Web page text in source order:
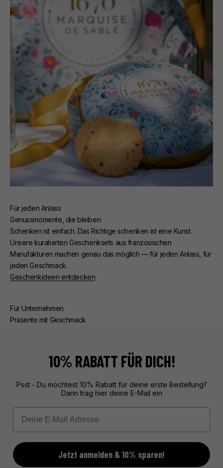
Für jeden Anlass
Genussmomente, die bleiben
Schenken ist einfach. Das Richtige schenken ist eine Kunst.
Unsere kuratierten Geschenksets aus französischen
Manufakturen machen genau das möglich — für jeden Anlass, für
jeden Geschmack.
Geschenkideen entdecken
Für Unternehmen
Präsente mit Geschmack
Exklusive Geschenke aus Frankreich, unvergesslich verpackt.
Mehr über unseren Service erfahren
10% RABATT FÜR DICH!
Psst - Du möchtest 10% Rabatt für deine erste Bestellung?
Dann trag hier deine E-Mail ein
Email
Jetzt anmelden & 10% sparen!